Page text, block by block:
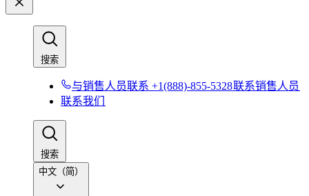
搜索​​
与销售人员联系 +1(888)-855-5328​​联系销售人员​​
联系我们​​
搜索​​
中文（简）